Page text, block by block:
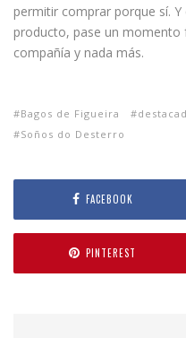
permitir comprar porque sí.
producto, pase un momento
compañía y nada más.
Bagos de Figueira
Soños do Desterro
FACEBOOK
PINTEREST